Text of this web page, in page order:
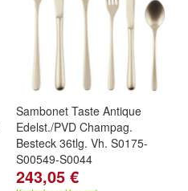
Sambonet Taste Antique
Edelst./PVD Champag.
Besteck 36tlg. Vh. S0175-
S00549-S0044
243,05 €